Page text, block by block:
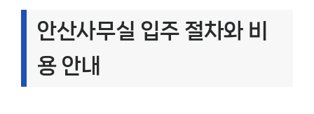
안산사무실 입주 절차와 비
용 안내